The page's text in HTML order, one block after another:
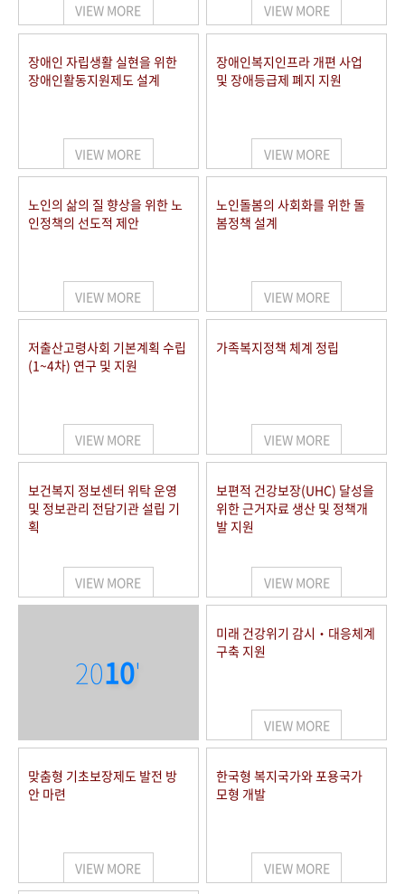
VIEW MORE VIEW MORE
장애인 자립생활 실현을 위한
장애인활동지원제도 설계
VIEW MORE
장애인복지인프라 개편 사업
및 장애등급제 폐지 지원
VIEW MORE
노인의 삶의 질 향상을 위한 노
인정책의 선도적 제안
VIEW MORE
노인돌봄의 사회화를 위한 돌
봄정책 설계
VIEW MORE
저출산고령사회 기본계획 수립
(1~4차) 연구 및 지원
VIEW MORE
가족복지정책 체계 정립
VIEW MORE
보건복지 정보센터 위탁 운영
및 정보관리 전담기관 설립 기
획
VIEW MORE
보편적 건강보장(UHC) 달성을
위한 근거자료 생산 및 정책개
발 지원
VIEW MORE
2010'
미래 건강위기 감시‧대응체계
구축 지원
VIEW MORE
맞춤형 기초보장제도 발전 방
안 마련
VIEW MORE
한국형 복지국가와 포용국가
모형 개발
VIEW MORE